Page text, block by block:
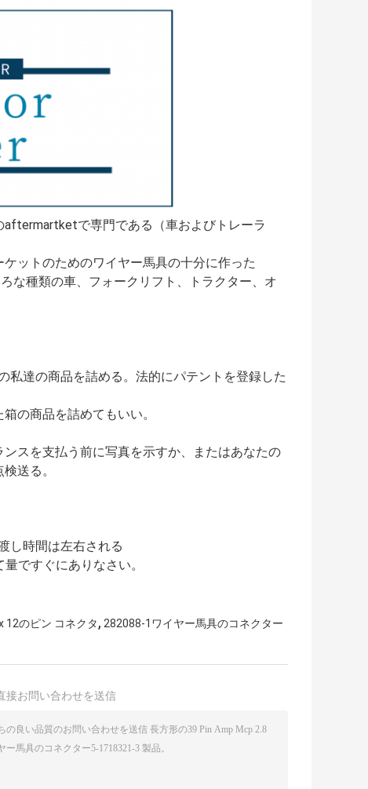
で専門である（車およびトレーラ
ットのためのワイヤー馬具の十分に作った
な種類の車、フォークリフト、トラクター、オ
私達の商品を詰める。法的にパテントを登録した
の商品を詰めてもいい。
スを支払う前に写真を示すか、またはあなたの
送る。
し時間は左右される
ですぐにありなさい。
12のピン コネクタ, 282088-1ワイヤー馬具のコネクター
接お問い合わせを送信